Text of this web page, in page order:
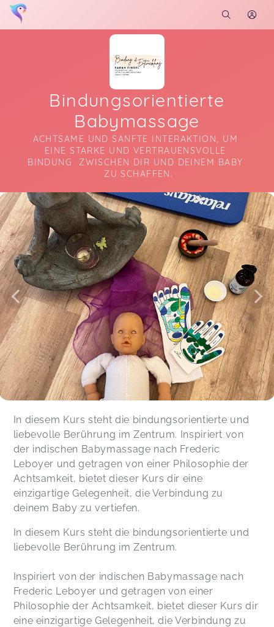
Bindungsorientierte
Babymassage
ACHTSAME UND SANFTE INTERAKTION, UM
EINE STARKE UND VERTRAUENSVOLLE
BINDUNG  ZWISCHEN DIR UND DEINEM BABY
ZU SCHAFFEN.
Soon you will learn more about me here...
In diesem Kurs steht die bindungsorientierte und
liebevolle Berührung im Zentrum. Inspiriert von
der indischen Babymassage nach Frederic
Leboyer und getragen von einer Philosophie der
Achtsamkeit, bietet dieser Kurs dir eine
einzigartige Gelegenheit, die Verbindung zu
deinem Baby zu vertiefen.
In diesem Kurs steht die bindungsorientierte und
liebevolle Berührung im Zentrum.
Inspiriert von der indischen Babymassage nach
Frederic Leboyer und getragen von einer
Philosophie der Achtsamkeit, bietet dieser Kurs dir
eine einzigartige Gelegenheit, die Verbindung zu